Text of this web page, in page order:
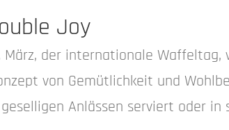
Joy
der internationale
von Gemütlichkeit und
Anlässen serviert oder in